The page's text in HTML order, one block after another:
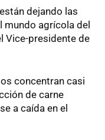
dejando las
mundo agrícola del
Vice-presidente de
concentran casi
de carne
a caída en el